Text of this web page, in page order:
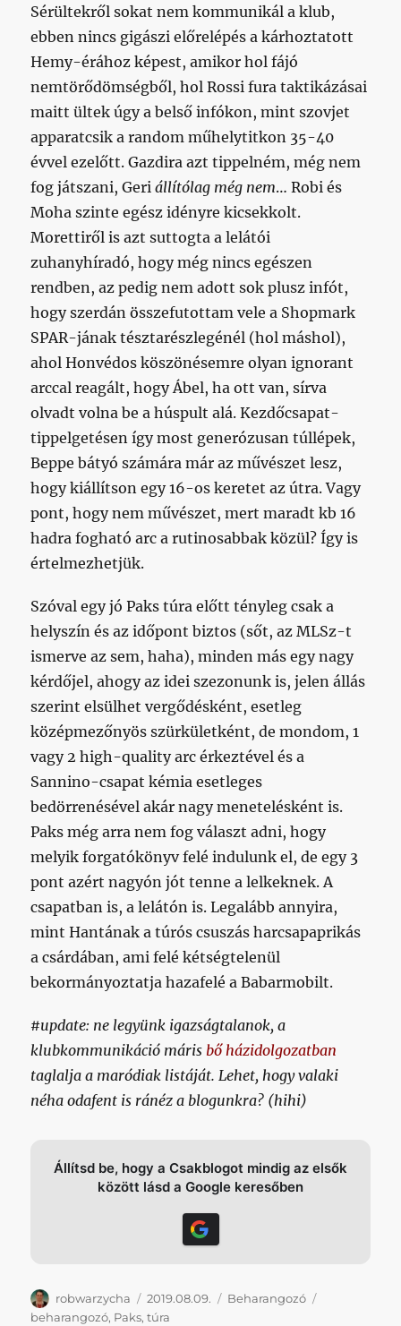
Sérültekről sokat nem kommunikál a klub,
ebben nincs gigászi előrelépés a kárhoztatott
Hemy-érához képest, amikor hol fájó
nemtörődömségből, hol Rossi fura taktikázásai
maitt ültek úgy a belső infókon, mint szovjet
apparatcsik a random műhelytitkon 35-40
évvel ezelőtt. Gazdira azt tippelném, még nem
fog játszani, Geriállítólag még nem… Robi és
Moha szinte egész idényre kicsekkolt.
Morettiről is azt suttogta a lelátói
zuhanyhíradó, hogy még nincs egészen
rendben, az pedig nem adott sok plusz infót,
hogy szerdán összefutottam vele a Shopmark
SPAR-jának tésztarészlegénél (hol máshol),
ahol Honvédos köszönésemre olyan ignorant
arccal reagált, hogy Ábel, ha ott van, sírva
olvadt volna be a húspult alá. Kezdőcsapat-
tippelgetésen így most generózusan túllépek,
Beppe bátyó számára már az művészet lesz,
hogy kiállítson egy 16-os keretet az útra. Vagy
pont, hogy nem művészet, mert maradt kb 16
hadra fogható arc a rutinosabbak közül? Így is
értelmezhetjük.
Szóval egy jó Paks túra előtt tényleg csak a
helyszín és az időpont biztos (sőt, az MLSz-t
ismerve az sem, haha), minden más egy nagy
kérdőjel, ahogy az idei szezonunk is, jelen állás
szerint elsülhet vergődésként, esetleg
középmezőnyös szürkületként, de mondom, 1
vagy 2 high-quality arc érkeztével és a
Sannino-csapat kémia esetleges
bedörrenésével akár nagy menetelésként is.
Paks még arra nem fog választ adni, hogy
melyik forgatókönyv felé indulunk el, de egy 3
pont azért nagyón jót tenne a lelkeknek. A
csapatban is, a lelátón is. Legalább annyira,
mint Hantának a túrós csuszás harcsapaprikás
a csárdában, ami felé kétségtelenül
bekormányoztatja hazafelé a Babarmobilt.
#update: ne legyünk igazságtalanok, a
klubkommunikáció máris bő házidolgozatban
taglalja a maródiak listáját. Lehet, hogy valaki
néha odafent is ránéz a blogunkra? (hihi)
Állítsd be, hogy a Csakblogot mindig az elsők
között lásd a Google keresőben
Szerző
robwarzycha Közzétéve
2019.08.09. Kategória
Beharangozó
beharangozó, Paks,túra